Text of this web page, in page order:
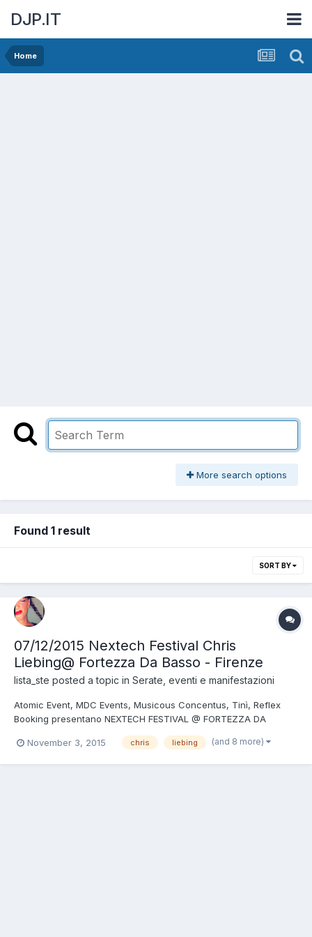
DJP.IT
Home
More search options
Found 1 result
SORT BY
07/12/2015 Nextech Festival Chris
Liebing@ Fortezza Da Basso - Firenze
lista_ste posted a topic in Serate, eventi e manifestazioni
Atomic Event, MDC Events, Musicous Concentus, Tinì, Reflex
Booking presentano NEXTECH FESTIVAL @ FORTEZZA DA
TRESHER GABRY FASANO PREZZI: Regular ticket : 35 € Vip ticket:
November 3, 2015 chris liebing (and 8 more)